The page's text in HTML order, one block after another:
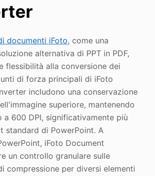
documenti iFoto, come una
alternativa di PPT in PDF,
flessibilità alla conversione dei
di forza principali di iFoto
includono una conservazione
superiore, mantenendo
a 600 DPI, significativamente più
standard di PowerPoint. A
iFoto Document
un controllo granulare sulle
compressione per diversi elementi